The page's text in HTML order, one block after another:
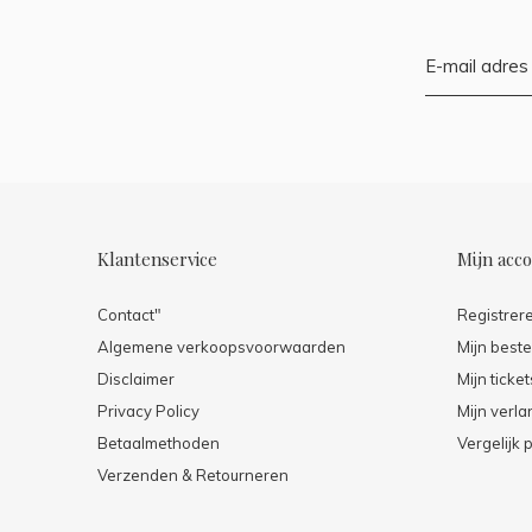
Klantenservice
Contact"
Algemene verkoopsvoorwaarden
Disclaimer
Privacy Policy
Betaalmethoden
Verzenden & Retourneren
Mijn
Mijn
Mijn
Mijn
Vergelijk